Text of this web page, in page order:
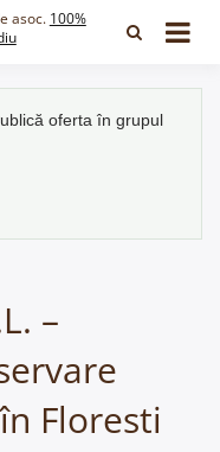
asoc. 100%
oferta în grupul
–
Floresti